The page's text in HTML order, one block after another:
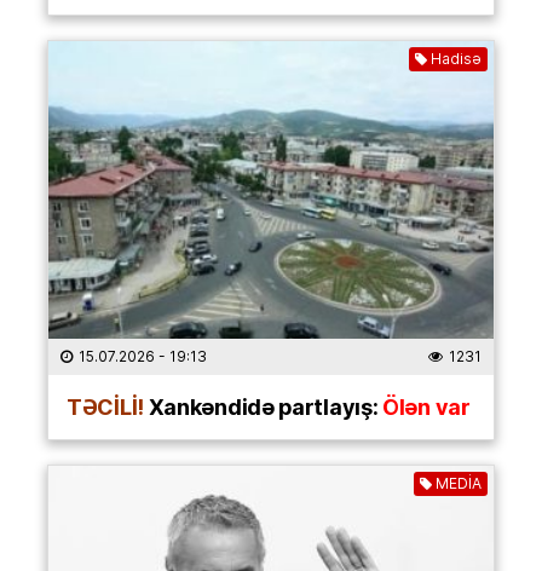
Hadisə
15.07.2026 - 19:13 1231
TƏCİLİ!Xankəndidə partlayış:Ölən var
MEDİA